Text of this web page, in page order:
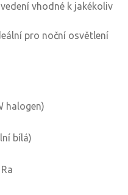
vhodné k jakékoliv
pro noční osvětlení
halogen)
bílá)